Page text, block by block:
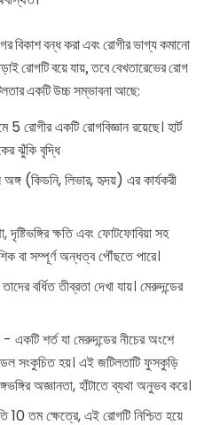
বিকাশ বন্ধ করা এবং রোগীর ভাগ্য কমানো
রোগটি বয়ে যায়, তবে বেখতারেভের রোগ
একটি উচ্চ সম্ভাবনা আছে:
5 রোগীর একটি রোগবিজ্ঞান রয়েছে। হার্ট
ঝুঁকি বৃদ্ধি
(কিডনি, লিভার, হৃদয়) এর কার্যকরী
ক্ষতি এবং ফোটফোবিয়া সহ
বা সম্পূর্ণ অন্ধত্ব পৌঁছতে পারে।
বর্ধিত তীব্রতা দেখা যায়। মেরুদন্ডের
শর্ত যা মেরুদন্ডের নীচের অংশে
সংকুচিত হয়। এই জটিলতাটি ফুসকুড়ি
অজ্ঞানতা, হাঁটাতে ব্যথা অনুভব করে।
10 তম ক্ষেত্রে, এই রোগটি নিশ্চিত হয়ে